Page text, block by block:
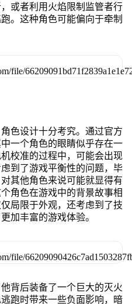
或者利用火焰限制监管者行
。这种角色可能偏向于牵制
色设计十分考究。通过官方
一个角色的眼睛似乎存在一
校准的过程中，可能会出现
到了游戏平衡性的问题，毕
其他角色来说可能就显得有
角色在游戏中的背景故事相
局限于外观，还考虑到了技
加丰富的游戏体验。
背后装备了一个巨大的灭火
跑时带来一些负面影响，暗